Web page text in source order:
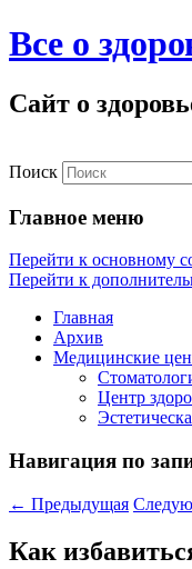
Все о
Сайт о
Поиск
Главное меню
Перейти к основному
Перейти к
Главная
Архив
Медицинские
Центр
Навигация по
← Предыдущая
Как